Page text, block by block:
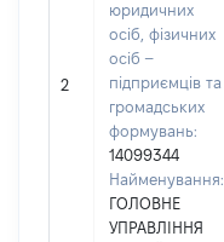
2
юридичних
осіб, фізичних
осіб –
підприємців та
громадських
формувань:
14099344
Найменування:
ГОЛОВНЕ
УПРАВЛІННЯ